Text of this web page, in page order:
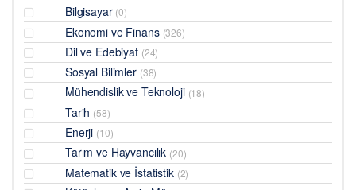
Bilgisayar (0)
Ekonomi ve Finans (326)
Dil ve Edebiyat (24)
Sosyal Bilimler (38)
Mühendislik ve Teknoloji (18)
Tarih (58)
Enerji (10)
Tarım ve Hayvancılık (20)
Matematik ve İstatistik (2)